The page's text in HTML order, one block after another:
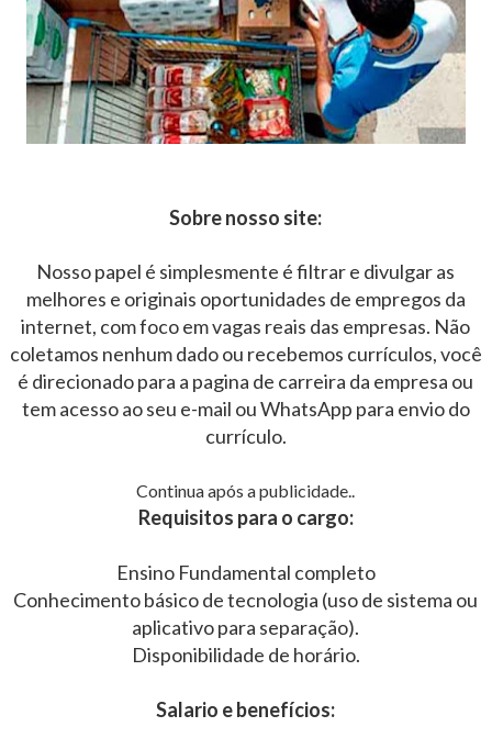
Sobre nosso site:
Nosso papel é simplesmente é filtrar e divulgar as
melhores e originais oportunidades de empregos da
internet, com foco em vagas reais das empresas. Não
coletamos nenhum dado ou recebemos currículos, você
é direcionado para a pagina de carreira da empresa ou
tem acesso ao seu e-mail ou WhatsApp para envio do
currículo.
Continua após a publicidade..
Requisitos para o cargo:
Ensino Fundamental completo
Conhecimento básico de tecnologia (uso de sistema ou
aplicativo para separação).
Disponibilidade de horário.
Salario e benefícios: